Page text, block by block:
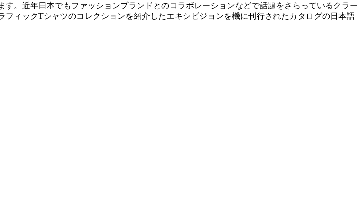
。近年日本でもファッションブランドとのコラボレーションなどで話題をさらっているクラー
ィックTシャツのコレクションを紹介したエキシビジョンを機に刊行されたカタログの日本語